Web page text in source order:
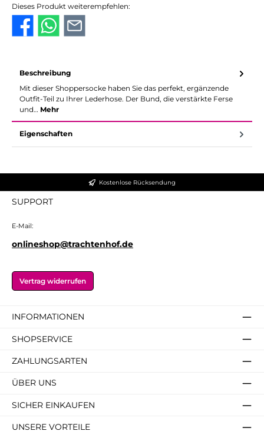
Dieses Produkt weiterempfehlen:
Beschreibung
Mit dieser Shoppersocke haben Sie das perfekt, ergänzende
Outfit-Teil zu Ihrer Lederhose. Der Bund, die verstärkte Ferse
und… Mehr
Eigenschaften
Kostenlose Rücksendung
SUPPORT
E-Mail:
onlineshop@trachtenhof.de
Vertrag widerrufen
INFORMATIONEN
SHOPSERVICE
ZAHLUNGSARTEN
ÜBER UNS
SICHER EINKAUFEN
UNSERE VORTEILE